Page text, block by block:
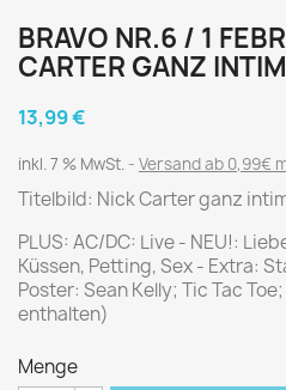
BRAVO NR.6 / 1
CARTER GANZ
13,99 €
inkl. 7 % MwSt. Versand ab 0,99€
Titelbild: Nick Carter ganz
PLUS: AC/DC: Live - NEU!:
Küssen, Petting, Sex - Extra:
Poster: Sean Kelly; Tic Tac
enthalten)
Menge